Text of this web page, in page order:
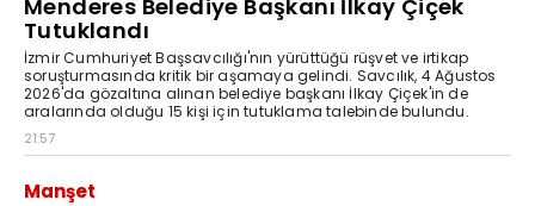
Menderes Belediye Başkanı İlkay Çiçek
Tutuklandı
İzmir Cumhuriyet Başsavcılığı'nın yürüttüğü rüşvet ve irtikap
soruşturmasında kritik bir aşamaya gelindi. Savcılık, 4 Ağustos
2026'da gözaltına alınan belediye başkanı İlkay Çiçek'in de
aralarında olduğu 15 kişi için tutuklama talebinde bulundu.
21:57
Manşet